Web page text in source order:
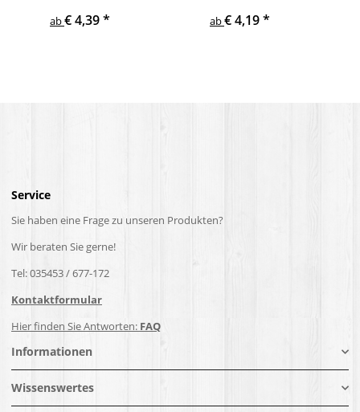
ab€ 4,39*
ab€ 4,19*
Service
Sie haben eine Frage zu unseren Produkten?
Wir beraten Sie gerne!
Tel: 035453 / 677-172
Kontaktformular
Hier finden Sie Antworten: FAQ
Informationen
Wissenswertes